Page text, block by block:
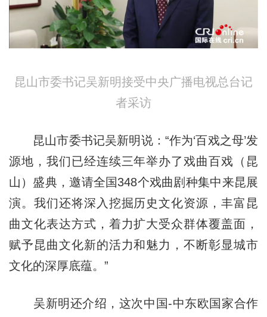
昆山市委书记吴新明接受中央广播电视总台记
者采访
昆山市委书记吴新明说：“作为‘百戏之母’发
源地，我们已经连续三年举办了戏曲百戏（昆
山）盛典，邀请全国348个戏曲剧种集中来昆展
演。我们还将深入挖掘历史文化资源，丰富昆
曲文化表达方式，着力扩大受众群体覆盖面，
赋予昆曲文化新的活力和魅力，不断彰显城市
文化的深厚底蕴。”
吴新明还介绍，这次中国-中东欧国家合作